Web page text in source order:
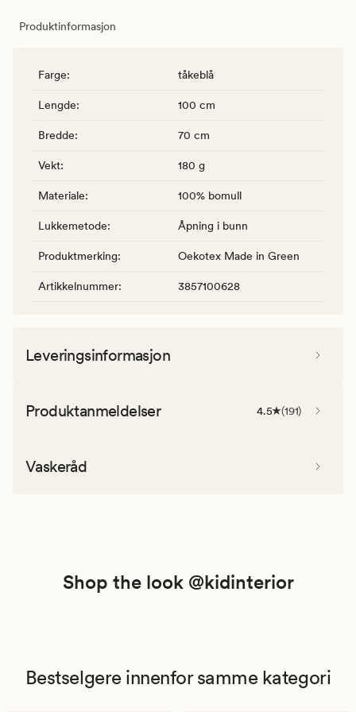
Produktinformasjon
Farge: tåkeblå
Lengde: 100 cm
Bredde: 70 cm
Vekt: 180 g
Materiale: 100% bomull
Lukkemetode: Åpning i bunn
Produktmerking: Oekotex Made in Green
Artikkelnummer: 3857100628
Leveringsinformasjon
Produktanmeldelser 4.5 (191)
Vaskeråd
Shop the look @kidinterior
Bestselgere innenfor samme kategori